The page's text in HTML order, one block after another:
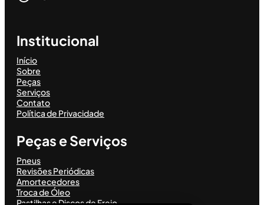
Institucional
Início
Sobre
Peças
Serviços
Contato
Política de Privacidade
Peças e Serviços
Pneus
Revisões Periódicas
Amortecedores
Troca de Óleo
Pastilhas e Discos de Freio